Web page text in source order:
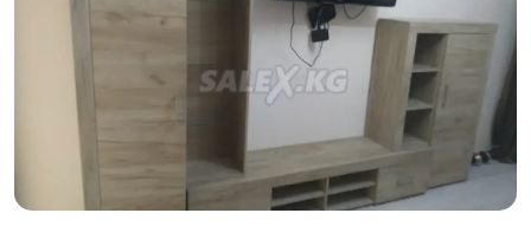
Охрана и
Подставки и тумбы
Посуда Растения и семена